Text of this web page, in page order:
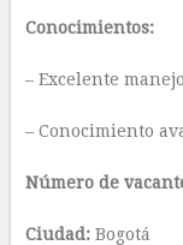
Conocimientos:
– Excelente
– Conocimiento
Número de
Ciudad:Bogotá